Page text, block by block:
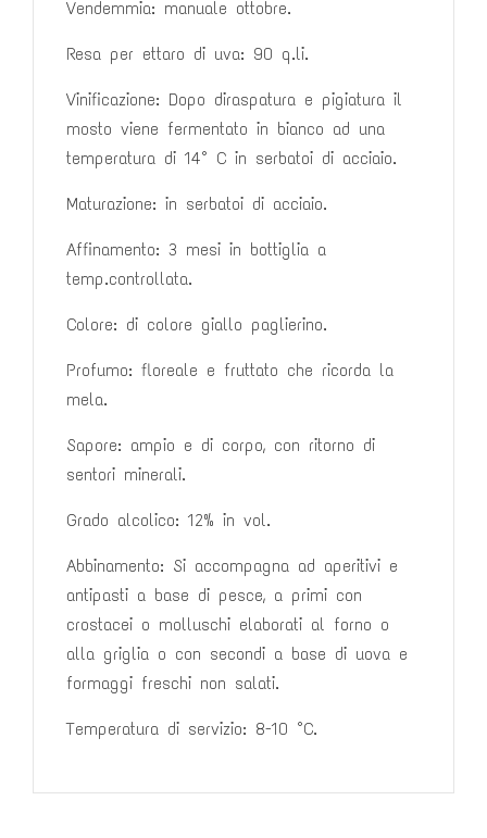
Vendemmia: manuale ottobre.
Resa per ettaro di uva: 90 q.li.
Vinificazione: Dopo diraspatura e pigiatura il
mosto viene fermentato in bianco ad una
temperatura di 14° C in serbatoi di acciaio.
Maturazione: in serbatoi di acciaio.
Affinamento: 3 mesi in bottiglia a
temp.controllata.
Colore: di colore giallo paglierino.
Profumo: floreale e fruttato che ricorda la
mela.
Sapore: ampio e di corpo, con ritorno di
sentori minerali.
Grado alcolico: 12% in vol.
Abbinamento: Si accompagna ad aperitivi e
antipasti a base di pesce, a primi con
crostacei o molluschi elaborati al forno o
alla griglia o con secondi a base di uova e
formaggi freschi non salati.
Temperatura di servizio: 8-10 °C.